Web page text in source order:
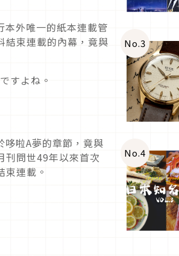
本外唯一的紙本連載管
結束連載的內幕，竟與
すよね。
啦A夢的章節，竟與
刊問世49年以來首次
連載。
No.3
No.4